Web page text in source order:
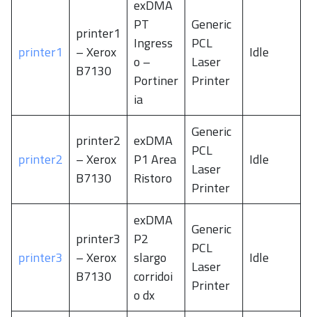
printer1
printer1
– Xerox
B7130
exDMA
PT
Ingress
o –
Portiner
ia
Generic
PCL
Laser
Printer
Idle
printer2
printer2
– Xerox
B7130
exDMA
P1 Area
Ristoro
Generic
PCL
Laser
Printer
Idle
printer3
printer3
– Xerox
B7130
exDMA
P2
slargo
corridoi
o dx
Generic
PCL
Laser
Printer
Idle